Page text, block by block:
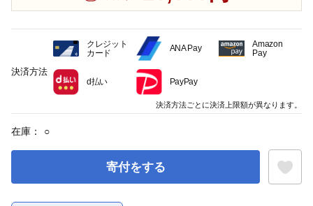
在庫： ○
寄付をする
決済方法
クレジット
カード
ANA Pay
Amazon
Pay
d払い PayPay
決済方法ごとに決済上限額が異なります。